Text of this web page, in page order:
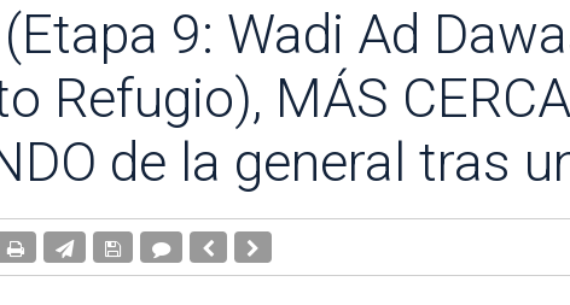
9: Wadi Ad
Refugio), MÁS
de la general tras